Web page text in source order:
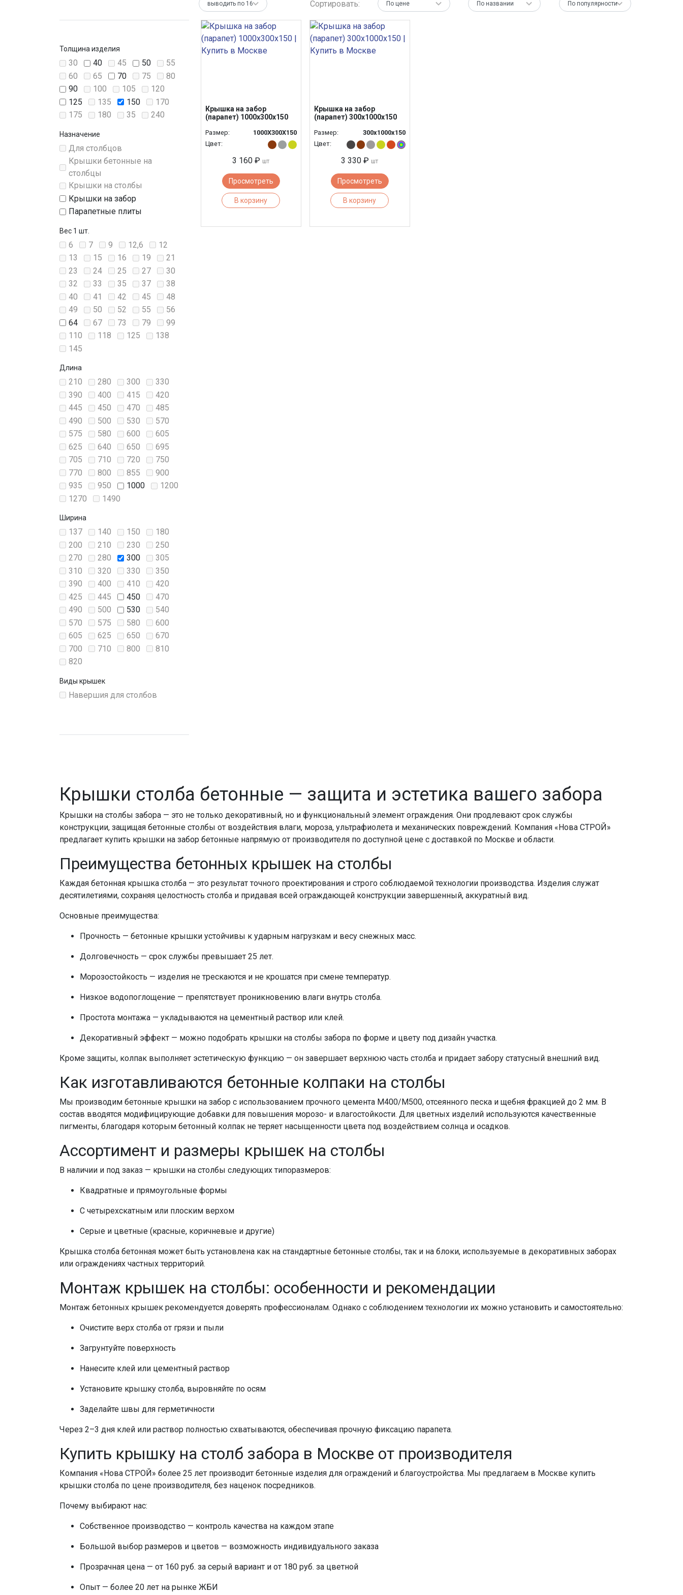
Толщина изделия
30 40 45 50
55
60
65 70 75
80
90
100 105
120
125
135 150
170
175
180 35 240
Назначение
Для столбцов
Крышки бетонные на
столбцы
Крышки на столбы
Крышки на забор
Парапетные плиты
Вес 1 шт.
6 7 9 12,6
12
13
15 16 19
21
23
24 25 27
30
32
33 35 37
38
40
41 42 45
48
49
50 52 55
56
64
67 73 79
99
110
118 125
138
145
Длина
210 280 300
330
390
400 415
420
445
450 470
485
490
500 530
570
575
580 600
605
625
640 650
695
705
710 720
750
770
800 855
900
935
950 1000
1200
1270
1490
Ширина
137 140 150
180
200
210 230
250
270
280 300
305
310
320 330
350
390
400 410
420
425
445 450
470
490
500 530
540
570
575 580
600
605
625 650
670
700
710 800
810
820
Виды крышек
Навершия для столбов
Сортировать:
Крышка на забор
(парапет) 1000х300х150
Размер:
1000Х300Х150
Цвет:
3 160 ₽ шт
Просмотреть
В корзину
Крышка на забор
(парапет) 300х1000х150
Размер:
300х1000х150
Цвет:
3 330 ₽ шт
Просмотреть
В корзину
Крышки столба бетонные — защита и эстетика вашего забора
Крышки на столбы забора — это не только декоративный, но и функциональный элемент ограждения. Они продлевают срок службы
конструкции, защищая бетонные столбы от воздействия влаги, мороза, ультрафиолета и механических повреждений. Компания «Нова СТРОЙ»
предлагает купить крышки на забор бетонные напрямую от производителя по доступной цене с доставкой по Москве и области.
Преимущества бетонных крышек на столбы
Каждая бетонная крышка столба — это результат точного проектирования и строго соблюдаемой технологии производства. Изделия служат
десятилетиями, сохраняя целостность столба и придавая всей ограждающей конструкции завершенный, аккуратный вид.
Основные преимущества:
Прочность — бетонные крышки устойчивы к ударным нагрузкам и весу снежных масс.
Долговечность — срок службы превышает 25 лет.
Морозостойкость — изделия не трескаются и не крошатся при смене температур.
Низкое водопоглощение — препятствует проникновению влаги внутрь столба.
Простота монтажа — укладываются на цементный раствор или клей.
Декоративный эффект — можно подобрать крышки на столбы забора по форме и цвету под дизайн участка.
Кроме защиты, колпак выполняет эстетическую функцию — он завершает верхнюю часть столба и придает забору статусный внешний вид.
Как изготавливаются бетонные колпаки на столбы
Мы производим бетонные крышки на забор с использованием прочного цемента М400/М500, отсеянного песка и щебня фракцией до 2 мм. В
состав вводятся модифицирующие добавки для повышения морозо- и влагостойкости. Для цветных изделий используются качественные
пигменты, благодаря которым бетонный колпак не теряет насыщенности цвета под воздействием солнца и осадков.
Ассортимент и размеры крышек на столбы
В наличии и под заказ — крышки на столбы следующих типоразмеров:
Квадратные и прямоугольные формы
С четырехскатным или плоским верхом
Серые и цветные (красные, коричневые и другие)
Крышка столба бетонная может быть установлена как на стандартные бетонные столбы, так и на блоки, используемые в декоративных заборах
или ограждениях частных территорий.
Монтаж крышек на столбы: особенности и рекомендации
Монтаж бетонных крышек рекомендуется доверять профессионалам. Однако с соблюдением технологии их можно установить и самостоятельно:
Очистите верх столба от грязи и пыли
Загрунтуйте поверхность
Нанесите клей или цементный раствор
Установите крышку столба, выровняйте по осям
Заделайте швы для герметичности
Через 2–3 дня клей или раствор полностью схватываются, обеспечивая прочную фиксацию парапета.
Купить крышку на столб забора в Москве от производителя
Компания «Нова СТРОЙ» более 25 лет производит бетонные изделия для ограждений и благоустройства. Мы предлагаем в Москве купить
крышки столба по цене производителя, без наценок посредников.
Почему выбирают нас:
Собственное производство — контроль качества на каждом этапе
Большой выбор размеров и цветов — возможность индивидуального заказа
Прозрачная цена — от 160 руб. за серый вариант и от 180 руб. за цветной
Опыт — более 20 лет на рынке ЖБИ